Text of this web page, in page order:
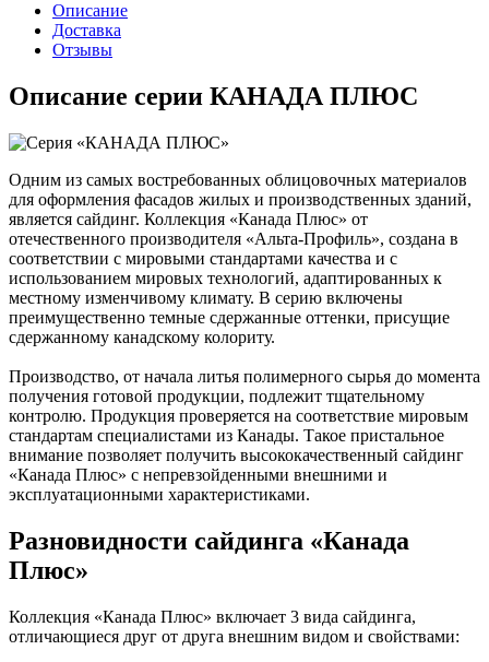
Описание
Доставка
Отзывы
Описание серии КАНАДА ПЛЮС
Одним из самых востребованных облицовочных материалов
для оформления фасадов жилых и производственных зданий,
является сайдинг. Коллекция «Канада Плюс» от
отечественного производителя «Альта-Профиль», создана в
соответствии с мировыми стандартами качества и с
использованием мировых технологий, адаптированных к
местному изменчивому климату. В серию включены
преимущественно темные сдержанные оттенки, присущие
сдержанному канадскому колориту.
Производство, от начала литья полимерного сырья до момента
получения готовой продукции, подлежит тщательному
контролю. Продукция проверяется на соответствие мировым
стандартам специалистами из Канады. Такое пристальное
внимание позволяет получить высококачественный сайдинг
«Канада Плюс» с непревзойденными внешними и
эксплуатационными характеристиками.
Разновидности сайдинга «Канада
Плюс»
Коллекция «Канада Плюс» включает 3 вида сайдинга,
отличающиеся друг от друга внешним видом и свойствами: